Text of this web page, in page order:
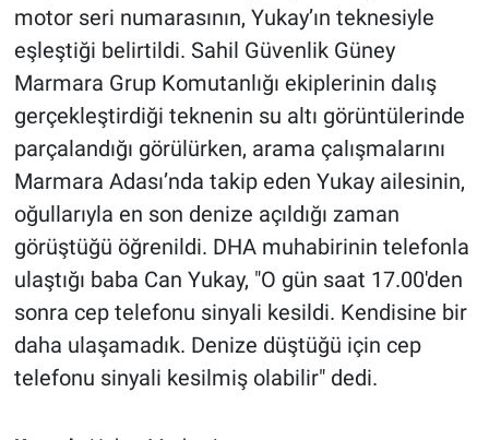
motor seri numarasının, Yukay’ın teknesiyle
eşleştiği belirtildi. Sahil Güvenlik Güney
Marmara Grup Komutanlığı ekiplerinin dalış
gerçekleştirdiği teknenin su altı görüntülerinde
parçalandığı görülürken, arama çalışmalarını
Marmara Adası’nda takip eden Yukay ailesinin,
oğullarıyla en son denize açıldığı zaman
görüştüğü öğrenildi. DHA muhabirinin telefonla
ulaştığı baba Can Yukay, "O gün saat 17.00'den
sonra cep telefonu sinyali kesildi. Kendisine bir
daha ulaşamadık. Denize düştüğü için cep
telefonu sinyali kesilmiş olabilir" dedi.